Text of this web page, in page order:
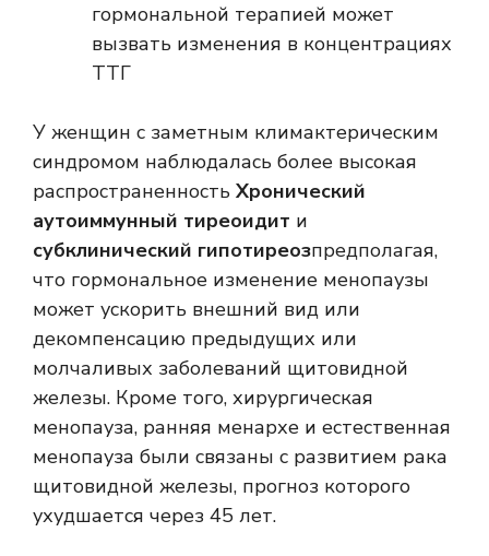
гормональной терапией может
вызвать изменения в концентрациях
ТТГ
У женщин с заметным климактерическим
синдромом наблюдалась более высокая
распространенность Хронический
аутоиммунный тиреоидит и
субклинический гипотиреозпредполагая,
что гормональное изменение менопаузы
может ускорить внешний вид или
декомпенсацию предыдущих или
молчаливых заболеваний щитовидной
железы. Кроме того, хирургическая
менопауза, ранняя менархе и естественная
менопауза были связаны с развитием рака
щитовидной железы, прогноз которого
ухудшается через 45 лет.